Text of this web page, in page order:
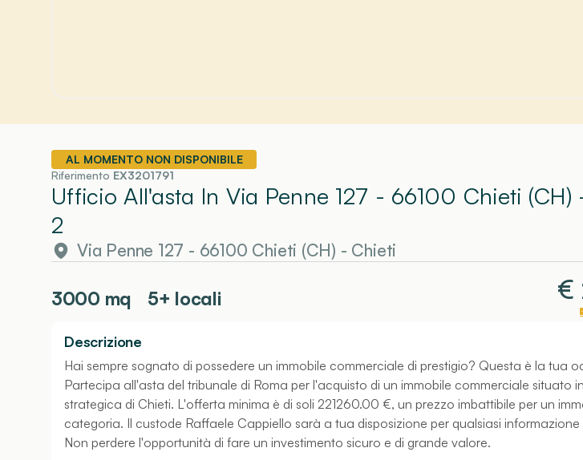
AL MOMENTO NON DISPONIBILE
Riferimento EX3201791
Ufficio All'asta In Via Penne 127 - 66100 Chieti (CH)
2
Via Penne 127 - 66100 Chieti (CH) - Chieti
3000 mq 5+ locali €
Descrizione
Hai sempre sognato di possedere un immobile commerciale di prestigio? Questa è la tua
Partecipa all'asta del tribunale di Roma per l'acquisto di un immobile commerciale situato
strategica di Chieti. L'offerta minima è di soli 221260.00 €, un prezzo imbattibile per un
categoria. Il custode Raffaele Cappiello sarà a tua disposizione per qualsiasi
Non perdere l'opportunità di fare un investimento sicuro e di grande valore.